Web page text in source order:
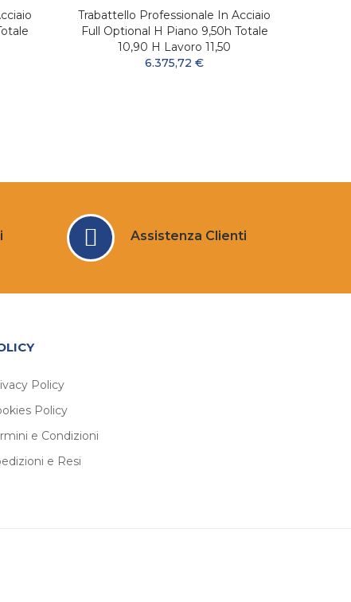
Trabattello Professionale In Acciaio
Full Optional H Piano 9,50h Totale
10,90 H Lavoro 11,50
6.375,72 €
Assistenza Clienti
Policy
Policy
e Condizioni
e Resi